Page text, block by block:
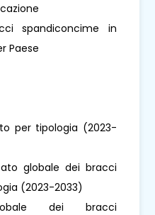
spandiconcime in
Paese
per tipologia (2023-
globale dei bracci
(2023-2033)
dei bracci